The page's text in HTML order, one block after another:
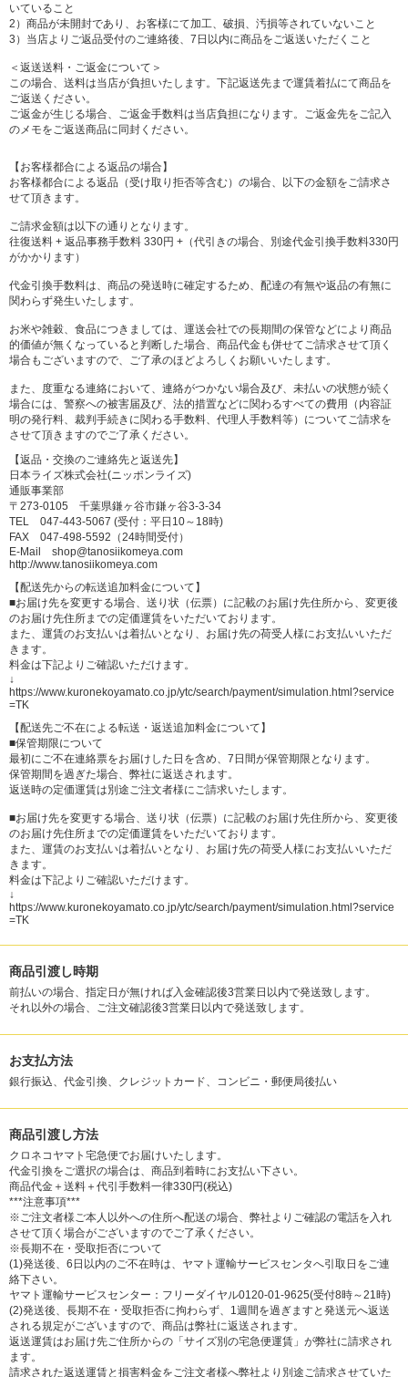
いていること
2）商品が未開封であり、お客様にて加工、破損、汚損等されていないこと
3）当店よりご返品受付のご連絡後、7日以内に商品をご返送いただくこと
＜返送送料・ご返金について＞
この場合、送料は当店が負担いたします。下記返送先まで運賃着払にて商品を
ご返送ください。
ご返金が生じる場合、ご返金手数料は当店負担になります。ご返金先をご記入
のメモをご返送商品に同封ください。
【お客様都合による返品の場合】
お客様都合による返品（受け取り拒否等含む）の場合、以下の金額をご請求さ
せて頂きます。
ご請求金額は以下の通りとなります。
往復送料 + 返品事務手数料 330円 +（代引きの場合、別途代金引換手数料330円
がかかります）
代金引換手数料は、商品の発送時に確定するため、配達の有無や返品の有無に
関わらず発生いたします。
お米や雑穀、食品につきましては、運送会社での長期間の保管などにより商品
的価値が無くなっていると判断した場合、商品代金も併せてご請求させて頂く
場合もございますので、ご了承のほどよろしくお願いいたします。
また、度重なる連絡において、連絡がつかない場合及び、未払いの状態が続く
場合には、警察への被害届及び、法的措置などに関わるすべての費用（内容証
明の発行料、裁判手続きに関わる手数料、代理人手数料等）についてご請求を
させて頂きますのでご了承ください。
【返品・交換のご連絡先と返送先】
日本ライズ株式会社(ニッポンライズ)
通販事業部
〒273-0105 千葉県鎌ヶ谷市鎌ヶ谷3-3-34
TEL 047-443-5067 (受付：平日10～18時)
FAX 047-498-5592（24時間受付）
E-Mail shop@tanosiikomeya.com
http://www.tanosiikomeya.com
【配送先からの転送追加料金について】
■お届け先を変更する場合、送り状（伝票）に記載のお届け先住所から、変更後
のお届け先住所までの定価運賃をいただいております。
また、運賃のお支払いは着払いとなり、お届け先の荷受人様にお支払いいただ
きます。
料金は下記よりご確認いただけます。
↓
https://www.kuronekoyamato.co.jp/ytc/search/payment/simulation.html?service
=TK
【配送先ご不在による転送・返送追加料金について】
■保管期限について
最初にご不在連絡票をお届けした日を含め、7日間が保管期限となります。
保管期間を過ぎた場合、弊社に返送されます。
返送時の定価運賃は別途ご注文者様にご請求いたします。
■お届け先を変更する場合、送り状（伝票）に記載のお届け先住所から、変更後
のお届け先住所までの定価運賃をいただいております。
また、運賃のお支払いは着払いとなり、お届け先の荷受人様にお支払いいただ
きます。
料金は下記よりご確認いただけます。
↓
https://www.kuronekoyamato.co.jp/ytc/search/payment/simulation.html?service
=TK
商品引渡し時期
前払いの場合、指定日が無ければ入金確認後3営業日以内で発送致します。
それ以外の場合、ご注文確認後3営業日以内で発送致します。
お支払方法
銀行振込、代金引換、クレジットカード、コンビニ・郵便局後払い
商品引渡し方法
クロネコヤマト宅急便でお届けいたします。
代金引換をご選択の場合は、商品到着時にお支払い下さい。
商品代金＋送料＋代引手数料一律330円(税込)
***注意事項***
※ご注文者様ご本人以外への住所へ配送の場合、弊社よりご確認の電話を入れ
させて頂く場合がございますのでご了承ください。
※長期不在・受取拒否について
(1)発送後、6日以内のご不在時は、ヤマト運輸サービスセンタへ引取日をご連
絡下さい。
ヤマト運輸サービスセンター：フリーダイヤル0120-01-9625(受付8時～21時)
(2)発送後、長期不在・受取拒否に拘わらず、1週間を過ぎますと発送元へ返送
される規定がございますので、商品は弊社に返送されます。
返送運賃はお届け先ご住所からの「サイズ別の宅急便運賃」が弊社に請求され
ます。
請求された返送運賃と損害料金をご注文者様へ弊社より別途ご請求させていた